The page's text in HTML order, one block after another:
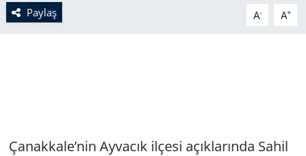
Paylaş A- A+
Çanakkale’nin Ayvacık ilçesi açıklarında Sahil